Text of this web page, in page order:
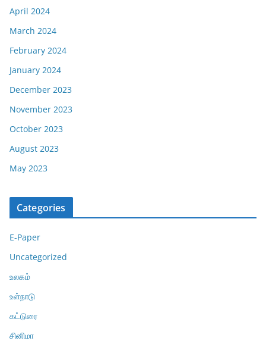
April 2024
March 2024
February 2024
January 2024
December 2023
November 2023
October 2023
August 2023
May 2023
Categories
E-Paper
Uncategorized
உலகம்
உள்நாடு
கட்டுரை
சினிமா